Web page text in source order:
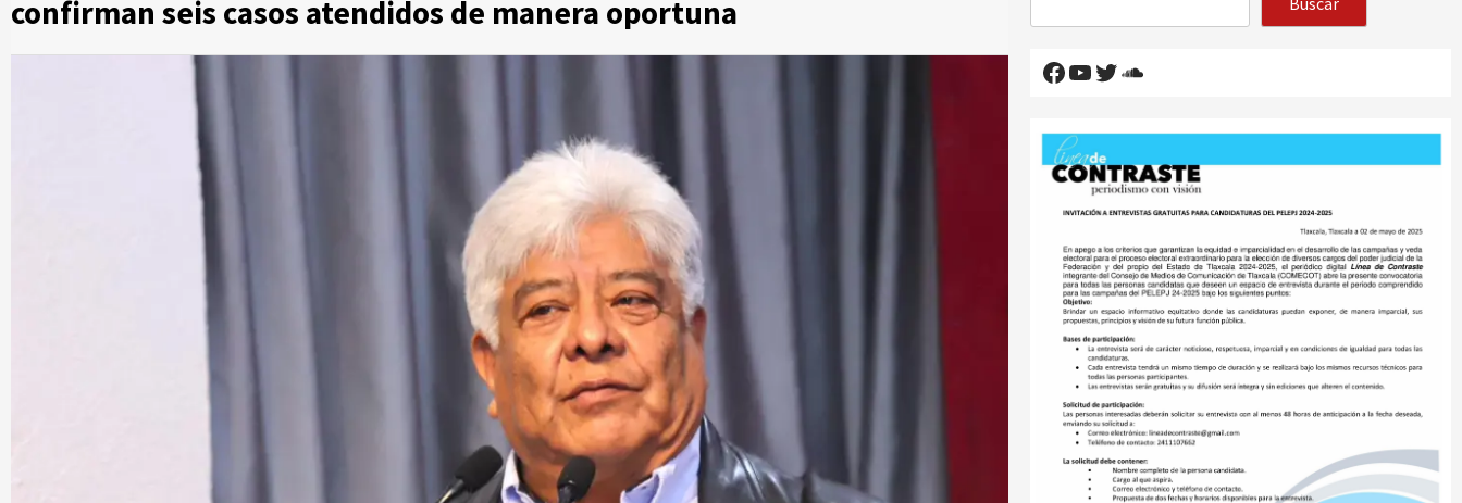
confirman seis casos atendidos de manera oportuna
Facebook
YouTube
Twitter
SoundCloud